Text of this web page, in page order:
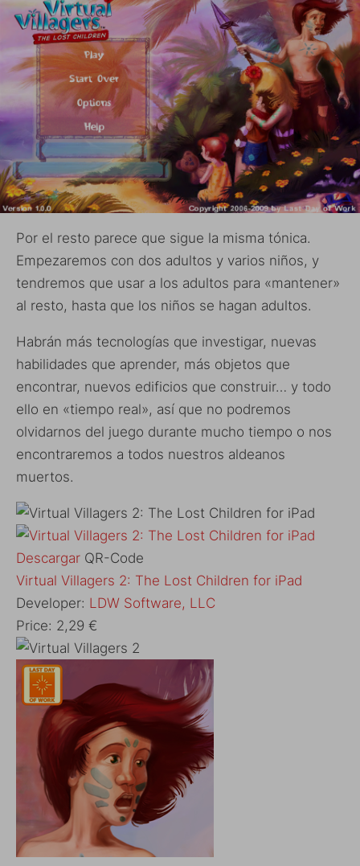
Por el resto parece que sigue la misma tónica.
Empezaremos con dos adultos y varios niños, y
tendremos que usar a los adultos para «mantener»
al resto, hasta que los niños se hagan adultos.
Habrán más tecnologías que investigar, nuevas
habilidades que aprender, más objetos que
encontrar, nuevos edificios que construir… y todo
ello en «tiempo real», así que no podremos
olvidarnos del juego durante mucho tiempo o nos
encontraremos a todos nuestros aldeanos
muertos.
Descargar QR-Code
‎Virtual Villagers 2: The Lost Children for iPad
Developer: LDW Software, LLC
Price: 2,29 €